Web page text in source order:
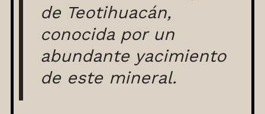
de Teotihuacán,
conocida por un
abundante yacimiento
de este mineral.